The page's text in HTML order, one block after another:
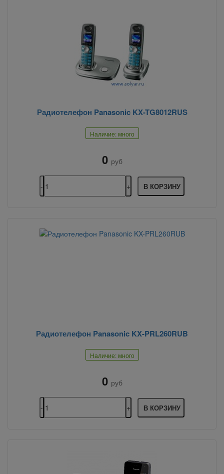
Радиотелефон Panasonic KX-TG8012RUS
Наличие: много
0 руб
В КОРЗИНУ
Радиотелефон Panasonic KX-PRL260RUB
Наличие: много
0 руб
В КОРЗИНУ